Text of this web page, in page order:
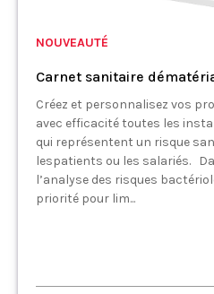
NOUVEAUTÉ
Carnet sanitaire
Créez et personnalisez vos
avec efficacité toutes les
qui représentent un risque
lespatients ou les salariés.
l’analyse des risques
priorité pour lim...